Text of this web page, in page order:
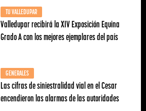
TU VALLEDUPAR
Valledupar recibirá la XIV Exposición Equina
Grado A con los mejores ejemplares del país
GENERALES
Las cifras de siniestralidad vial en el Cesar
encendieron las alarmas de las autoridades